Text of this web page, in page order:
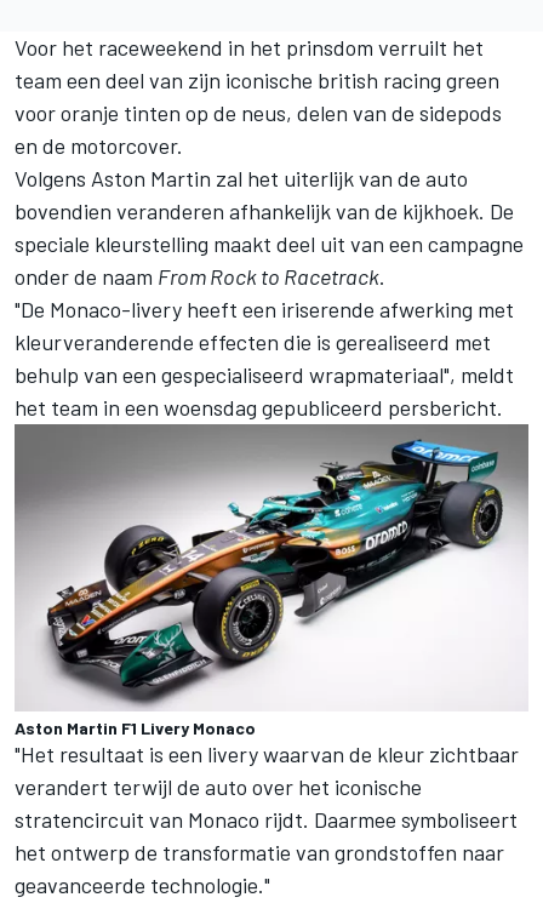
Voor het raceweekend in het prinsdom verruilt het
team een deel van zijn iconische british racing green
voor oranje tinten op de neus, delen van de sidepods
en de motorcover.
Volgens Aston Martin zal het uiterlijk van de auto
bovendien veranderen afhankelijk van de kijkhoek. De
speciale kleurstelling maakt deel uit van een campagne
onder de naam From Rock to Racetrack.
"De Monaco-livery heeft een iriserende afwerking met
kleurveranderende effecten die is gerealiseerd met
behulp van een gespecialiseerd wrapmateriaal", meldt
het team in een woensdag gepubliceerd persbericht.
Aston Martin F1 Livery Monaco
"Het resultaat is een livery waarvan de kleur zichtbaar
verandert terwijl de auto over het iconische
stratencircuit van Monaco rijdt. Daarmee symboliseert
het ontwerp de transformatie van grondstoffen naar
geavanceerde technologie."